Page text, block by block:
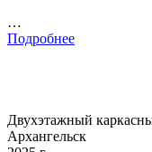
…
Подробнее
Двухэтажный
Архангельск